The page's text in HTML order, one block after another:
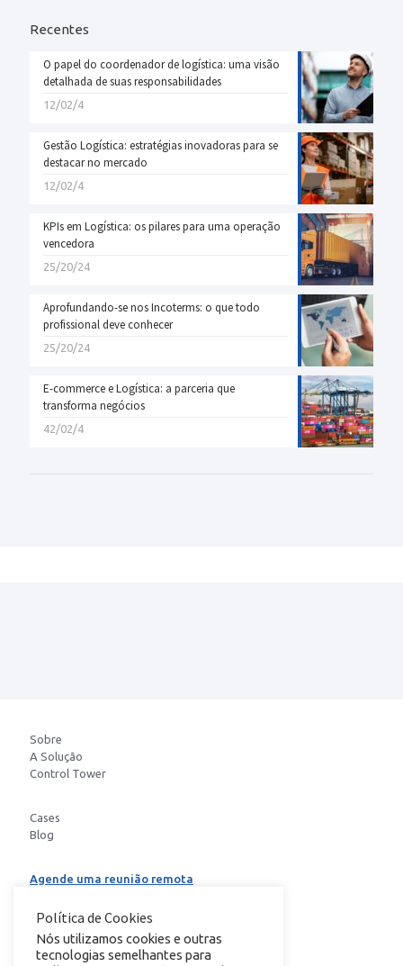
Recentes
O papel do coordenador de logística: uma visão
detalhada de suas responsabilidades
12/02/4
Gestão Logística: estratégias inovadoras para se
destacar no mercado
12/02/4
KPIs em Logística: os pilares para uma operação
vencedora
25/20/24
Aprofundando-se nos Incoterms: o que todo
profissional deve conhecer
25/20/24
E-commerce e Logística: a parceria que
transforma negócios
42/02/4
Sobre
A Solução
Control Tower
Cases
Blog
Agende uma reunião remota
Política de Cookies
Nós utilizamos cookies e outras
tecnologias semelhantes para